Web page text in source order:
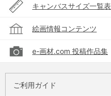
キャンバスサイズ一覧表
絵画情報コンテンツ
e-画材.com 投稿作品集
ご利用ガイド